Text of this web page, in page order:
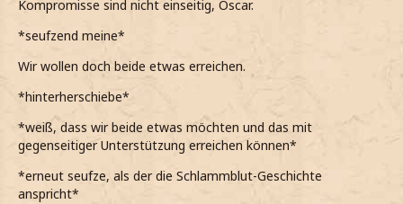
schaffen kann, wenn man auchwill?
*ihn eindringlich frage und meine Hand auf seinen
Oberschenkel lege*
Ich weiß, dass das ungewöhnlich von mir klingt, aber
ich glaube, dass du recht hattest mit des was du
sagtest.
muss. Ich werde dir bei dem Thema nicht weiter entgegen
*erhlich meine*
Das ist doch schonmal gut.
*mich sehr darüber freue*
Kompromisse sind nicht einseitig, Oscar.
*seufzend meine*
Wir wollen doch beide etwas erreichen.
*hinterherschiebe*
*weiß, dass wir beide etwas möchten und das mit
gegenseitiger Unterstützung erreichen können*
*erneut seufze, als der die Schlammblut-Geschichte
anspricht*